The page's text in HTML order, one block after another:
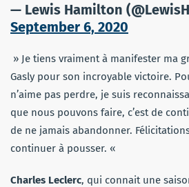
— Lewis Hamilton
September 6, 2020
» Je tiens vraiment à manifester ma
Gasly pour son incroyable victoire.
n’aime pas perdre, je suis
que nous pouvons faire, c’est de
de ne jamais abandonner.
continuer à pousser. «
Charles Leclerc, qui connait une